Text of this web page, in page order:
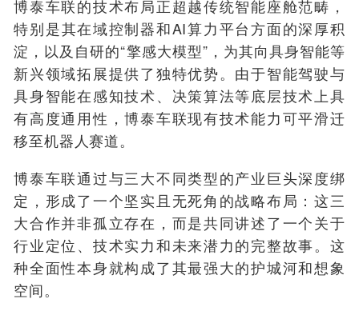
博泰车联的技术布局正超越传统智能座舱范畴，
特别是其在域控制器和AI算力平台方面的深厚积
淀，以及自研的“擎感大模型”，为其向具身智能等
新兴领域拓展提供了独特优势。由于智能驾驶与
具身智能在感知技术、决策算法等底层技术上具
有高度通用性，博泰车联现有技术能力可平滑迁
移至机器人赛道。
博泰车联通过与三大不同类型的产业巨头深度绑
定，形成了一个坚实且无死角的战略布局：这三
大合作并非孤立存在，而是共同讲述了一个关于
行业定位、技术实力和未来潜力的完整故事。这
种全面性本身就构成了其最强大的护城河和想象
空间。